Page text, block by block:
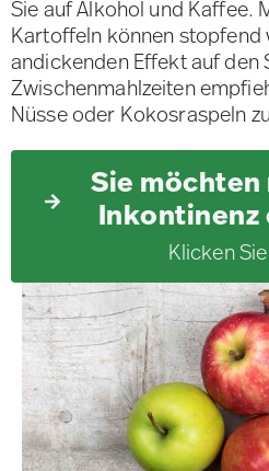
Sie auf Alkohol und Kaffee.
Kartoffeln können stopfend
andickenden Effekt auf den
Zwischenmahlzeiten
Nüsse oder Kokosraspeln
Sie möchten
Inkontinenz
Klicken